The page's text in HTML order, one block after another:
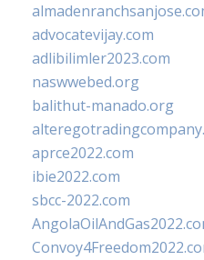
advocatevijay.com
adlibilimler2023.com
naswwebed.org
balithut-manado.org
aprce2022.com
ibie2022.com
sbcc-2022.com